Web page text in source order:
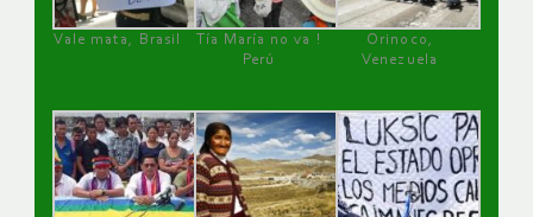
Vale mata, Brasil
Tía María no va !
Perú
Orinoco,
Venezuela